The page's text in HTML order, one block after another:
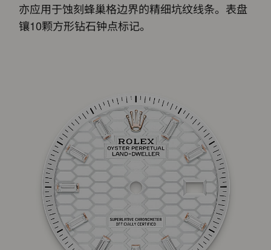
亦应用于蚀刻蜂巢格边界的精细坑纹线条。表盘
镶10颗方形钻石钟点标记。